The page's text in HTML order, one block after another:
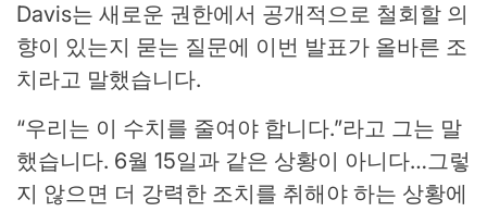
Davis는 새로운 권한에서 공개적으로 철회할 의
향이 있는지 묻는 질문에 이번 발표가 올바른 조
치라고 말했습니다.
“우리는 이 수치를 줄여야 합니다.”라고 그는 말
했습니다. 6월 15일과 같은 상황이 아니다…그렇
지 않으면 더 강력한 조치를 취해야 하는 상황에